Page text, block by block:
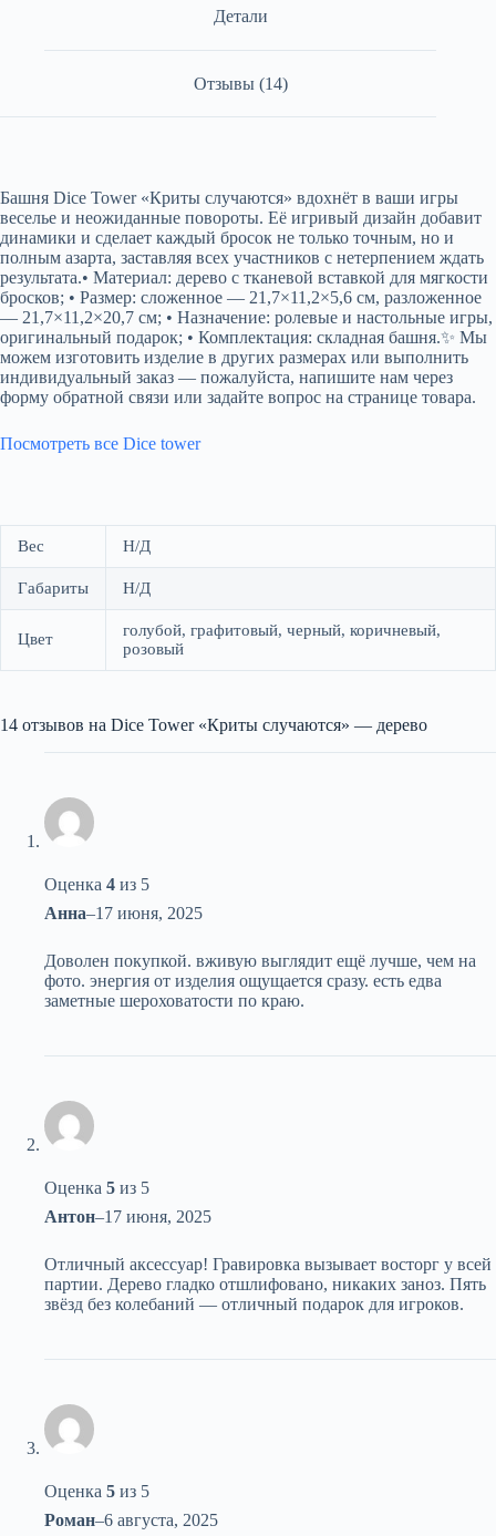
Детали
Отзывы (14)
Башня Dice Tower «Криты случаются» вдохнёт в ваши игры
веселье и неожиданные повороты. Её игривый дизайн добавит
динамики и сделает каждый бросок не только точным, но и
полным азарта, заставляя всех участников с нетерпением ждать
результата.• Материал: дерево с тканевой вставкой для мягкости
бросков; • Размер: сложенное — 21,7×11,2×5,6 см, разложенное
— 21,7×11,2×20,7 см; • Назначение: ролевые и настольные игры,
оригинальный подарок; • Комплектация: складная башня.✨ Мы
можем изготовить изделие в других размерах или выполнить
индивидуальный заказ — пожалуйста, напишите нам через
форму обратной связи или задайте вопрос на странице товара.
Посмотреть все Dice tower
Вес Н/Д
Габариты Н/Д
Цвет
голубой, графитовый, черный, коричневый,
розовый
14 отзывов на Dice Tower «Криты случаются» — дерево
Оценка 4 из 5
Анна–17 июня, 2025
Доволен покупкой. вживую выглядит ещё лучше, чем на
фото. энергия от изделия ощущается сразу. есть едва
заметные шероховатости по краю.
Оценка 5 из 5
Антон–17 июня, 2025
Отличный аксессуар! Гравировка вызывает восторг у всей
партии. Дерево гладко отшлифовано, никаких заноз. Пять
звёзд без колебаний — отличный подарок для игроков.
Оценка 5 из 5
Роман–6 августа, 2025